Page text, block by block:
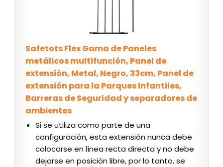
Safetots Flex Gama de Paneles
metálicos multifunción, Panel de
extensión, Metal, Negro, 33cm, Panel de
extensión para la Parques Infantiles,
Barreras de Seguridad y separadores de
ambientes
Si se utiliza como parte de una
configuración, esta extensión nunca debe
colocarse en línea recta directa y no debe
dejarse en posición libre, por lo tanto, se